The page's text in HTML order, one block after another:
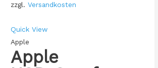
zzgl. Versandkosten
Quick View
Apple
Apple